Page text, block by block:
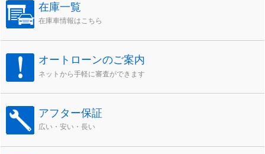
在庫一覧
在庫車情報はこちら
オートローンのご案内
ネットから手軽に審査ができます
アフター保証
広い・安い・長い